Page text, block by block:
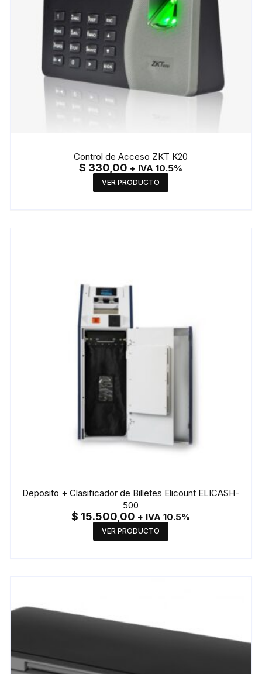
Control de Acceso ZKT K20
$ 330,00 + IVA 10.5%
VER PRODUCTO
Deposito + Clasificador de Billetes Elicount ELICASH-
500
$ 15.500,00 + IVA 10.5%
VER PRODUCTO